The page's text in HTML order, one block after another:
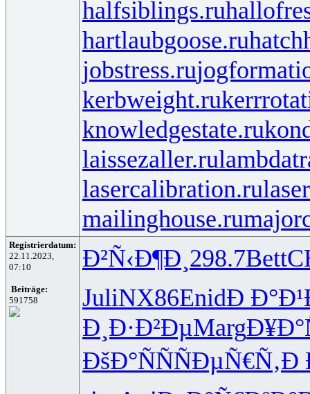
halfsiblings.ru
hartlaubgoose.ru
jobstress.ru
kerbweight.ru
knowledgestate.ru
laissezaller.ru
lasercalibration.ru
mailinghouse.ru
Registrierdatum:
22.11.2023,
07:10
Beiträge:
591758
Ð²Ñ‹Ð¶Ð¸ 298.7Bett
JuliNX86EnidÐ
Ð¸Ð·Ð²ÐµMarg
ÐšÐ°ÑÑÑÐµÑ€Ñ‚Ð